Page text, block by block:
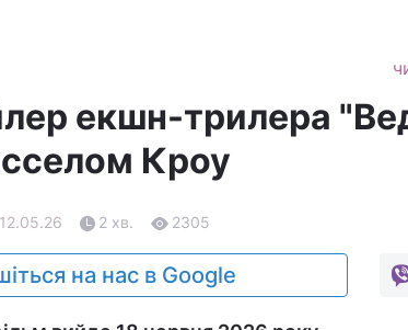
екшн-трилера
Кроу
2 хв. 2305
на нас в Google